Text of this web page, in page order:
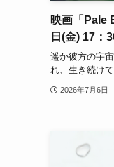
映画「Pale
日(金) 17：
遥か彼方の宇
れ、生き続け
2026年7月6日